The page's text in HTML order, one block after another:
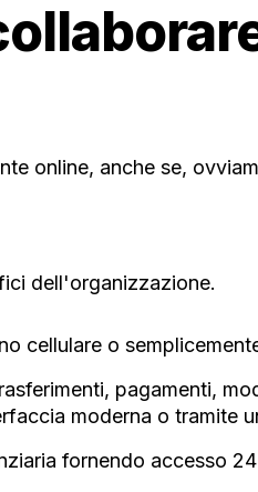
online, anche se,
dell'organizzazione.
cellulare o
pagamenti,
moderna o tramite
fornendo accesso